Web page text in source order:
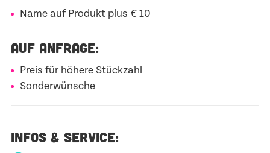
Name auf Produkt plus € 10
AUF ANFRAGE:
Preis für höhere Stückzahl
Sonderwünsche
INFOS & SERVICE: